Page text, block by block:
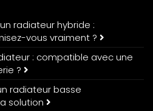
radiateur hybride :
vous vraiment ?
: compatible avec une
?
radiateur basse
solution